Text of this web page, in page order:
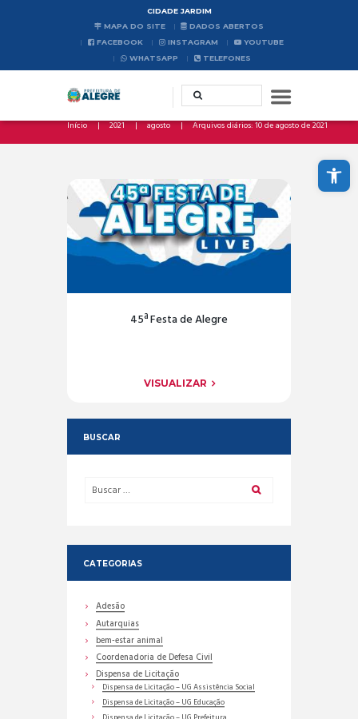
Abrir a barra de ferramentas
CIDADE JARDIM
MAPA DO SITE
DADOS ABERTOS
FACEBOOK
INSTAGRAM
YOUTUBE
WHATSAPP
TELEFONES
Início 2021 agosto Arquivos diários: 10 de agosto de 2021
45ª Festa de Alegre
VISUALIZAR
BUSCAR
CATEGORIAS
Adesão
Autarquias
bem-estar animal
Coordenadoria de Defesa Civil
Dispensa de Licitação
Dispensa de Licitação – UG Assistência Social
Dispensa de Licitação – UG Educação